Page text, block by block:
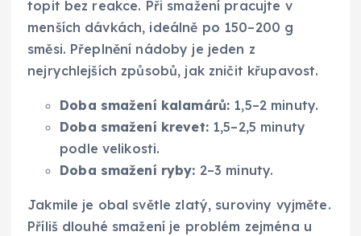
topit bez reakce. Při smažení pracujte v
menších dávkách, ideálně po 150–200 g
směsi. Přeplnění nádoby je jeden z
nejrychlejších způsobů, jak zničit křupavost.
Doba smažení kalamárů: 1,5–2 minuty.
Doba smažení krevet:1,5–2,5 minuty
podle velikosti.
Doba smažení ryby: 2–3 minuty.
Jakmile je obal světle zlatý, suroviny vyjměte.
Příliš dlouhé smažení je problém zejména u